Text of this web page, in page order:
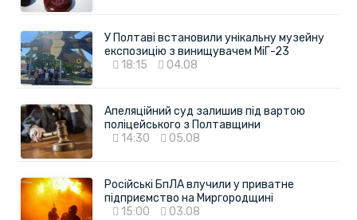
У Полтаві встановили унікальну музейну
експозицію з винищувачем МіГ-23
18:15
04.08
Апеляційний суд залишив під вартою
поліцейського з Полтавщини
14:30
05.08
Російські БпЛА влучили у приватне
підприємство на Миргородщині
15:00
03.08